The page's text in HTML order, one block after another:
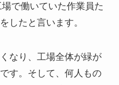
で働いていた作業員た
したと言います。
なり、工場全体が緑が
す。そして、何人もの